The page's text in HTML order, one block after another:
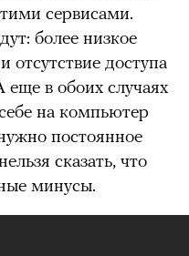
сервисами.
более низкое
отсутствие доступа
в обоих случаях
на компьютер
постоянное
сказать, что
минусы.